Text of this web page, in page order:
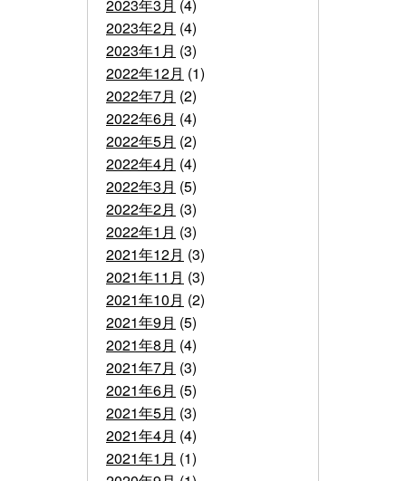
2023年3月 (4)
2023年2月 (4)
2023年1月 (3)
2022年12月 (1)
2022年7月 (2)
2022年6月 (4)
2022年5月 (2)
2022年4月 (4)
2022年3月 (5)
2022年2月 (3)
2022年1月 (3)
2021年12月 (3)
2021年11月 (3)
2021年10月 (2)
2021年9月 (5)
2021年8月 (4)
2021年7月 (3)
2021年6月 (5)
2021年5月 (3)
2021年4月 (4)
2021年1月 (1)